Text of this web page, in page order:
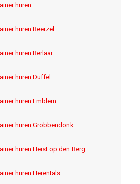
huren
huren Beerzel
huren Berlaar
huren Duffel
huren Emblem
huren Grobbendonk
huren Heist op den Berg
huren Herentals